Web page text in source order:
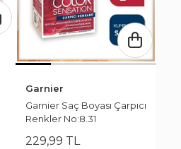
Garnier
Garnier Saç Boyası Çarpıcı
Renkler No:8.31
229,99 TL